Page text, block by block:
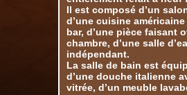
Il est composé d’un
d’une cuisine
bar, d’une pièce faisant
chambre, d’une salle
indépendant.
La salle de bain est
d’une douche italienne
vitrée, d’un meuble